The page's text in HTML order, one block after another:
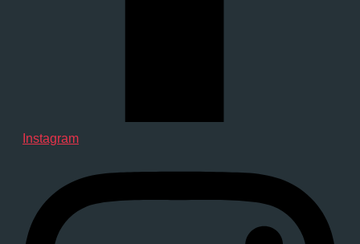
Instagram